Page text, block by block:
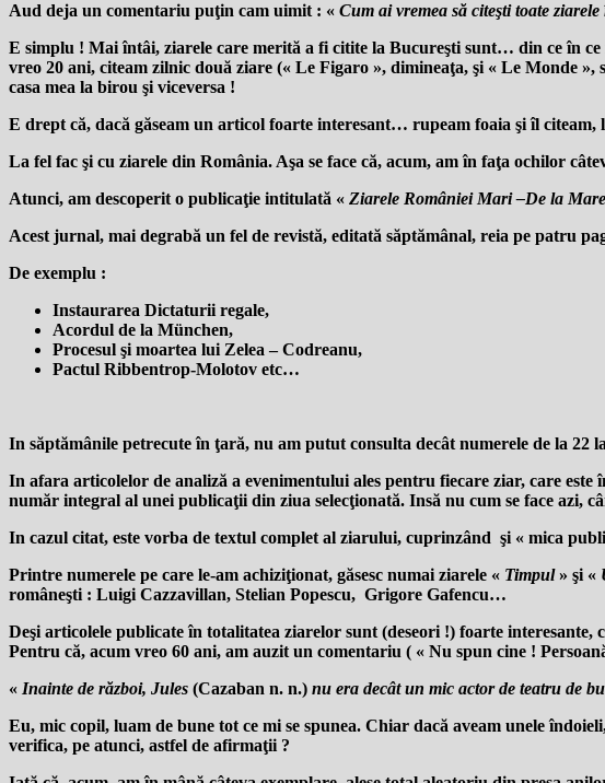
Aud deja un comentariu puţin cam uimit : « Cum ai vremea să citeşti toate
E simplu ! Mai întâi, ziarele care merită a fi citite la Bucureşti sunt… din ce în
vreo 20 ani, citeam zilnic două ziare (« Le Figaro », dimineaţa, şi « Le Monde
casa mea la birou şi viceversa !
E drept că, dacă găseam un articol foarte interesant… rupeam foaia şi îl citeam,
La fel fac şi cu ziarele din România. Aşa se face că, acum, am în faţa ochilor
Atunci, am descoperit o publicaţie intitulată « Ziarele României Mari –De la
Acest jurnal, mai degrabă un fel de revistă, editată săptămânal, reia pe patru
De exemplu :
Instaurarea Dictaturii regale,
Acordul de la München,
Procesul şi moartea lui Zelea – Codreanu,
Pactul Ribbentrop-Molotov etc…
In săptămânile petrecute în ţară, nu am putut consulta decât numerele de la
In afara articolelor de analiză a evenimentului ales pentru fiecare ziar, care
număr integral al unei publicaţii din ziua selecţionată. Insă nu cum se face azi,
In cazul citat, este vorba de textul complet al ziarului, cuprinzând şi « mica
Printre numerele pe care le-am achiziţionat, găsesc numai ziarele « Timpul» şi «
româneşti : Luigi Cazzavillan, Stelian Popescu, Grigore Gafencu…
Deşi articolele publicate în totalitatea ziarelor sunt (deseori !) foarte
Pentru că, acum vreo 60 ani, am auzit un comentariu ( « Nu spun cine !
« Inainte de război, Jules (Cazaban n. n.) nu era decât un mic actor de teatru de
Eu, mic copil, luam de bune tot ce mi se spunea. Chiar dacă aveam unele
verifica, pe atunci, astfel de afirmaţii ?